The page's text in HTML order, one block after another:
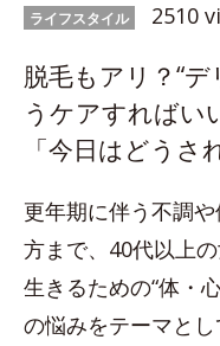
ライフスタイル 2510
脱毛もアリ？“
うケアすればい
「今日はどう
更年期に伴う不調
方まで、40代以上
生きるための“体・
の悩みをテーマと